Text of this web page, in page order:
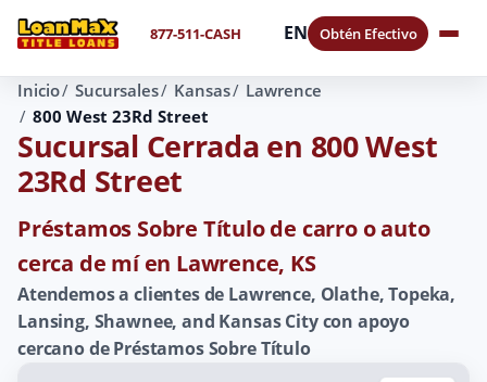
877-511-CASH EN Obtén Efectivo
Inicio Sucursales Kansas
Lawrence
800 West 23Rd Street
Sucursal Cerrada en 800 West
23Rd Street
Préstamos Sobre Título de carro o auto
cerca de mí en Lawrence, KS
Atendemos a clientes de Lawrence, Olathe, Topeka,
Lansing, Shawnee, and Kansas City con apoyo
cercano de Préstamos Sobre Título